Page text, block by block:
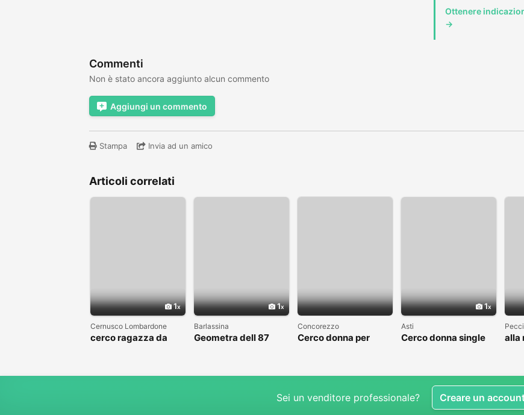
Ottenere
→
Commenti
Non è stato ancora aggiunto alcun commento
Aggiungi un commento
Stampa Invia ad un amico
Articoli correlati
1
Cernusco Lombardone
cerco ragazza da
1
Barlassina
Geometra dell 87
Concorezzo
Cerco donna per
1
Asti
Cerco donna single
alla
Sei un venditore professionale? Creare un